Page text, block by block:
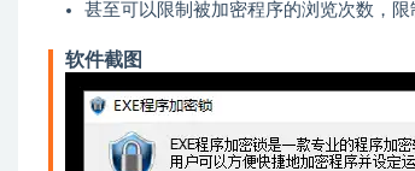
甚至可以限制被加密程序的浏览次数，
软件截图